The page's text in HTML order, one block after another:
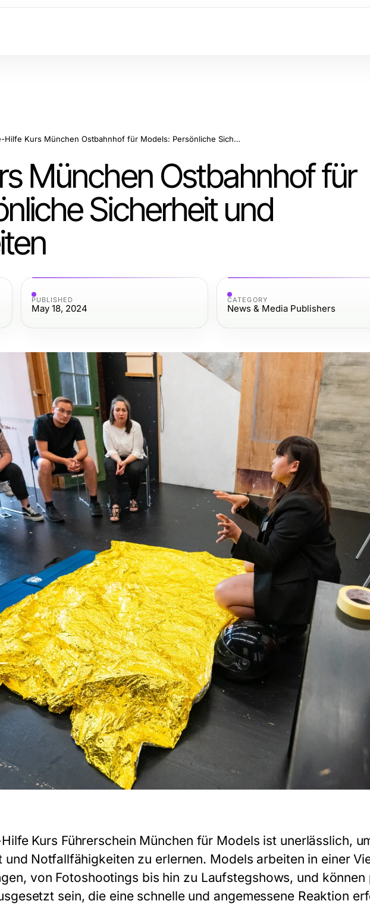
Erste-Hilfe Kurs München Ostbahnhof für Models: Persönliche Sicherheit und Notfallfähigkeiten
München Ostbahnhof für
Sicherheit und
PUBLISHED
May 18, 2024
CATEGORY
News & Media Publishers
Kurs Führerschein München für Models ist unerlässlich,
und Notfallfähigkeiten zu erlernen. Models arbeiten in einer
von Fotoshootings bis hin zu Laufstegshows, und können
sein, die eine schnelle und angemessene Reaktion